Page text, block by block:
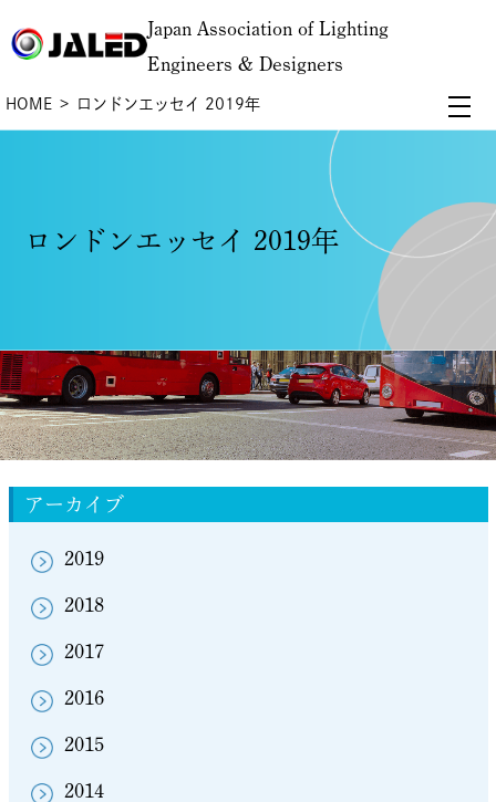
Japan Association of Lighting
Engineers & Designers
HOME ロンドンエッセイ 2019年
ロンドンエッセイ 2019年
アーカイブ
2019
2018
2017
2016
2015
2014